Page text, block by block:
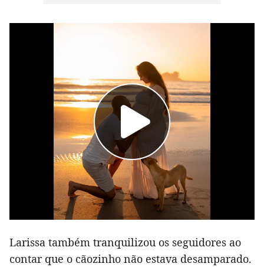
Larissa também tranquilizou os seguidores ao
contar que o cãozinho não estava desamparado.